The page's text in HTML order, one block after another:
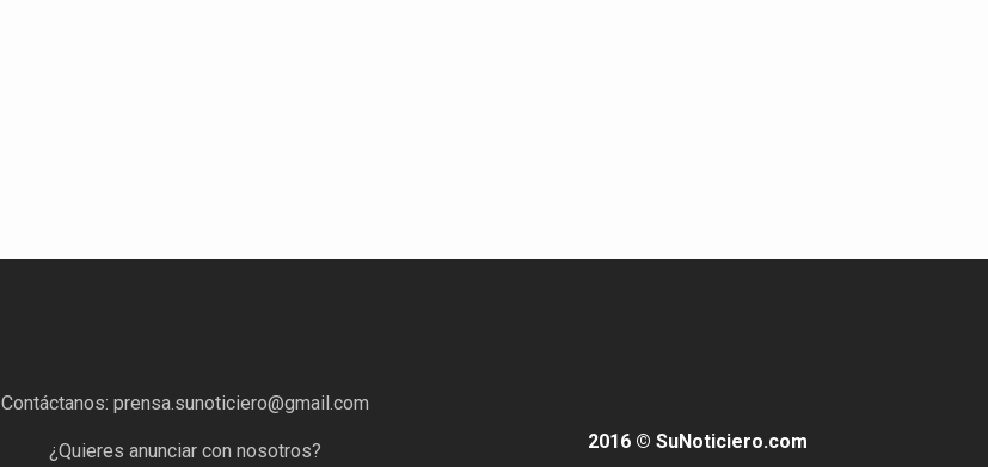
Contáctanos: prensa.sunoticiero@gmail.com
¿Quieres anunciar con nosotros? 2016 © SuNoticiero.com